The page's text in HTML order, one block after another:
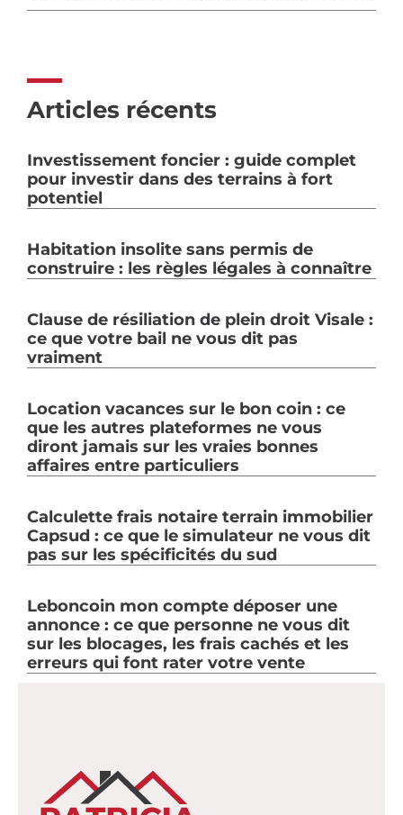
Articles récents
Investissement foncier : guide complet
pour investir dans des terrains à fort
potentiel
Habitation insolite sans permis de
construire : les règles légales à connaître
Clause de résiliation de plein droit Visale :
ce que votre bail ne vous dit pas
vraiment
Location vacances sur le bon coin : ce
que les autres plateformes ne vous
diront jamais sur les vraies bonnes
affaires entre particuliers
Calculette frais notaire terrain immobilier
Capsud : ce que le simulateur ne vous dit
pas sur les spécificités du sud
Leboncoin mon compte déposer une
annonce : ce que personne ne vous dit
sur les blocages, les frais cachés et les
erreurs qui font rater votre vente